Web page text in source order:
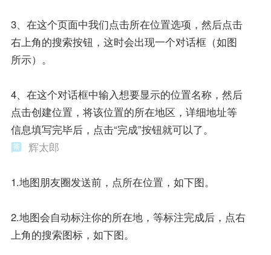
3、在这个页面中我们点击所在位置选项，然后点击
右上角的搜索按钮，这时会出现一个对话框（如图
所示）。
4、在这个对话框中输入想要显示的位置名称，然后
点击创建位置，将该位置的所在地区，详细地址等
信息填写完毕后，点击“完成”按钮就可以了。
辉太郎
1.地图朋友圈发送前，点所在位置，如下图。
2.地图会自动标注你的所在地，等标注完成后，点右
上角的搜索图标，如下图。